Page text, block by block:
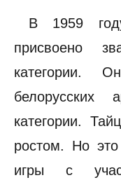
В 1959
присвоено
категории.
белорусских
категории.
ростом. Но
игры с